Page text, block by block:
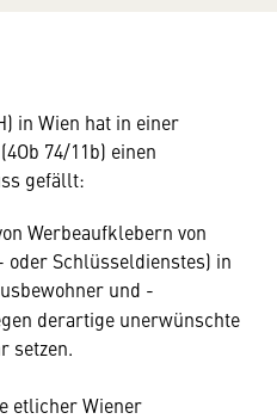
in Wien hat in einer
74/11b) einen
gefällt:
Werbeaufklebern von
Schlüsseldienstes) in
und -
derartige unerwünschte
setzen.
etlicher Wiener